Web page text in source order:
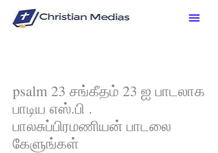
psalm 23 சங்கீதம் 23 ஐ பாடலாக
பாடிய எஸ்.பி .
பாலசுப்பிரமணியன் பாடலை
கேளுங்கள்